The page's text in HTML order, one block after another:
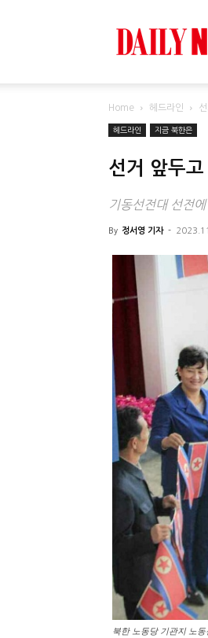
Home 헤드라인
헤드라인 지금 북한은
선거 앞두
기동선전대 선전
By 정서영 기자 -
북한 노동당 기관지 노